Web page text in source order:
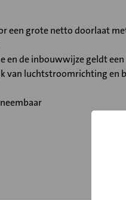
een grote netto doorlaat
en de inbouwwijze geldt
van luchtstroomrichting en